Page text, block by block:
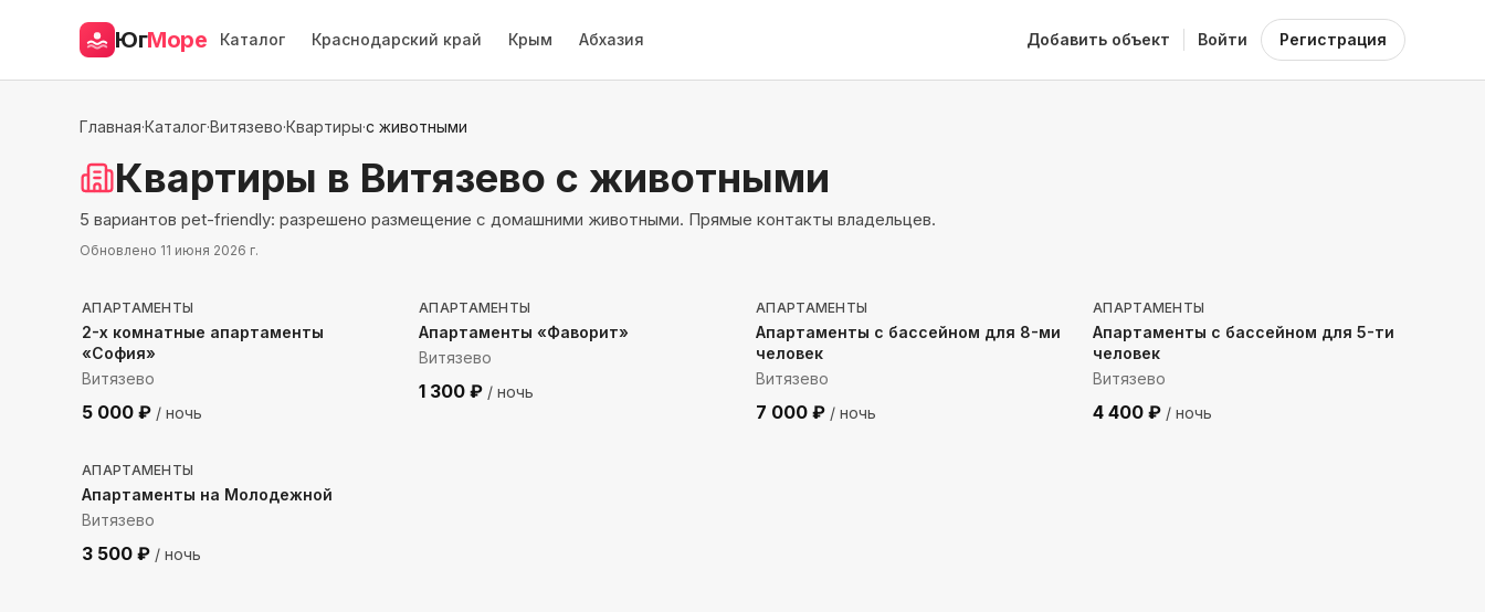
ЮгМоре Каталог Краснодарский край Крым Абхазия Добавить объект Войти Регистрация
Главная·Каталог·Витязево·Квартиры·с животными
Квартиры в Витязево с животными
5 вариантов pet-friendly: разрешено размещение с домашними животными. Прямые контакты владельцев.
Обновлено 11 июня 2026 г.
3494м до моря
АПАРТАМЕНТЫ
2-х комнатные апартаменты
«София»
Витязево
5 000 ₽ / ночь
АПАРТАМЕНТЫ
Апартаменты «Фаворит»
Витязево
1 300 ₽ / ночь
АПАРТАМЕНТЫ
Апартаменты с бассейном для 8-ми
человек
Витязево
7 000 ₽ / ночь
АПАРТАМЕНТЫ
Апартаменты с бассейном для 5-ти
человек
Витязево
4 400 ₽ / ночь
3893 м до моря
АПАРТАМЕНТЫ
Апартаменты на Молодежной
Витязево
3 500 ₽ / ночь